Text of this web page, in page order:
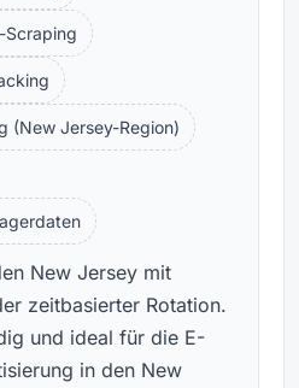
Scraping
(New Jersey-Region)
New Jersey mit
zeitbasierter Rotation.
und ideal für die E-
in den New